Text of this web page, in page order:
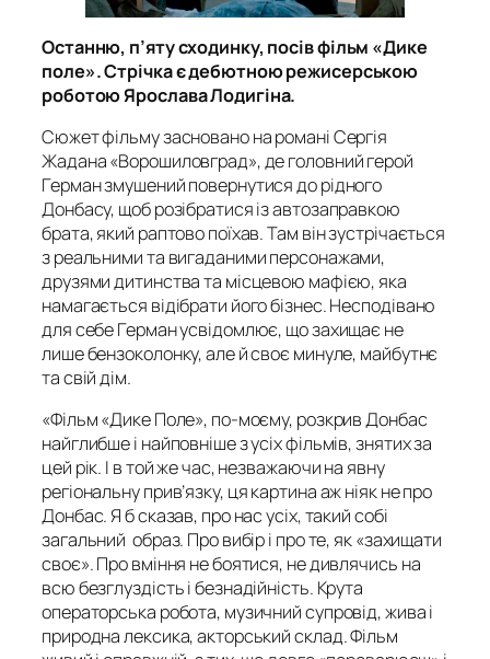
Останню, п’яту сходинку, посів фільм «Дике
поле». Стрічка є дебютною режисерською
роботою Ярослава Лодигіна.
Сюжет фільму засновано на романі Сергія
Жадана «Ворошиловград», де головний герой
Герман змушений повернутися до рідного
Донбасу, щоб розібратися із автозаправкою
брата, який раптово поїхав. Там він зустрічається
з реальними та вигаданими персонажами,
друзями дитинства та місцевою мафією, яка
намагається відібрати його бізнес. Несподівано
для себе Герман усвідомлює, що захищає не
лише бензоколонку, але й своє минуле, майбутнє
та свій дім.
«Фільм «Дике Поле», по-моєму, розкрив Донбас
найглибше і найповніше з усіх фільмів, знятих за
цей рік. І в той же час, незважаючи на явну
регіональну прив’язку, ця картина аж ніяк не про
Донбас. Я б сказав, про нас усіх, такий собі
загальний образ. Про вибір і про те, як «захищати
своє». Про вміння не боятися, не дивлячись на
всю безглуздість і безнадійність. Крута
операторська робота, музичний супровід, жива і
природна лексика, акторський склад. Фільм